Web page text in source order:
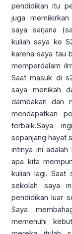
pendidikan itu
juga
saya sarjana
kuliah saya ke
karena saya tau
memperdalam
Saat masuk di
saya menikah
dambakan dan
mendapatkan
terbaik.Saya
sepanjang hayat
intinya ini
apa kita
kuliah lagi. Saat
sekolah saya
pendidikan luar
Saya
memenuhi